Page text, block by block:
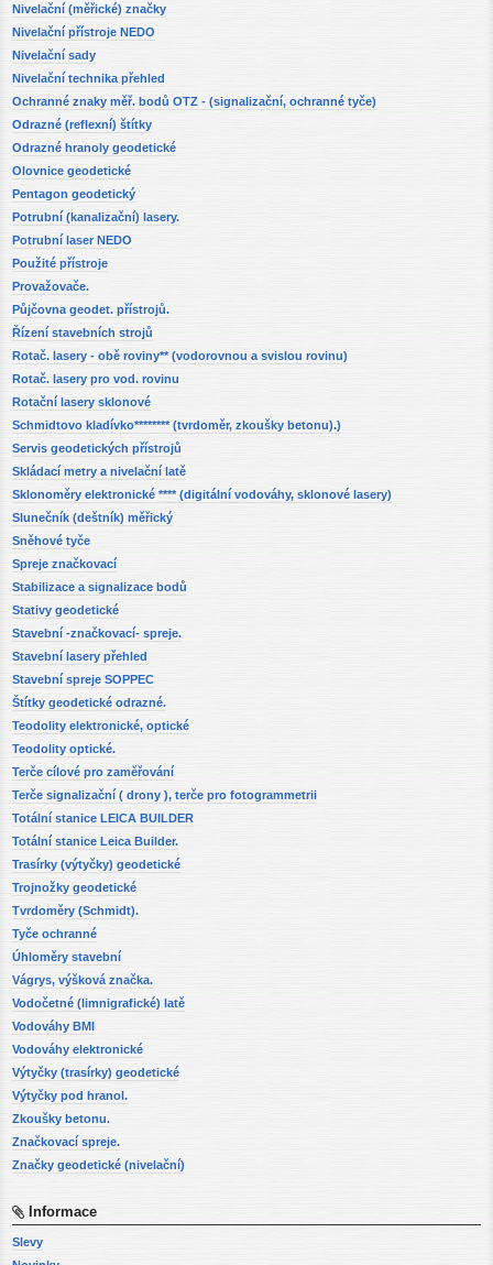
Nivelační (měřické) značky
Nivelační přístroje NEDO
Nivelační sady
Nivelační technika přehled
Ochranné znaky měř. bodů OTZ - (signalizační, ochranné tyče)
Odrazné (reflexní) štítky
Odrazné hranoly geodetické
Olovnice geodetické
Pentagon geodetický
Potrubní (kanalizační) lasery.
Potrubní laser NEDO
Použité přístroje
Provažovače.
Půjčovna geodet. přístrojů.
Řízení stavebních strojů
Rotač. lasery - obě roviny** (vodorovnou a svislou rovinu)
Rotač. lasery pro vod. rovinu
Rotační lasery sklonové
Schmidtovo kladívko******** (tvrdoměr, zkoušky betonu).)
Servis geodetických přístrojů
Skládací metry a nivelační latě
Sklonoměry elektronické **** (digitální vodováhy, sklonové lasery)
Slunečník (deštník) měřický
Sněhové tyče
Spreje značkovací
Stabilizace a signalizace bodů
Stativy geodetické
Stavební -značkovací- spreje.
Stavební lasery přehled
Stavební spreje SOPPEC
Štítky geodetické odrazné.
Teodolity elektronické, optické
Teodolity optické.
Terče cílové pro zaměřování
Terče signalizační ( drony ), terče pro fotogrammetrii
Totální stanice LEICA BUILDER
Totální stanice Leica Builder.
Trasírky (výtyčky) geodetické
Trojnožky geodetické
Tvrdoměry (Schmidt).
Tyče ochranné
Úhloměry stavební
Vágrys, výšková značka.
Vodočetné (limnigrafické) latě
Vodováhy BMI
Vodováhy elektronické
Výtyčky (trasírky) geodetické
Výtyčky pod hranol.
Zkoušky betonu.
Značkovací spreje.
Značky geodetické (nivelační)
Informace
Slevy